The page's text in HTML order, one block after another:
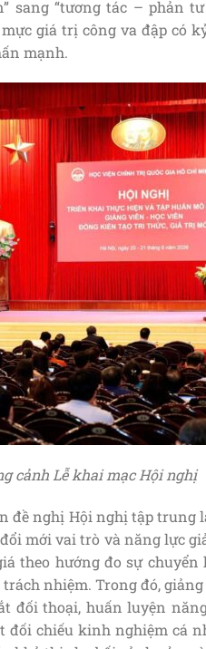
sang “tương tác – phản
giá trị công va đập có
mạnh.
cảnh Lễ khai mạc Hội nghị
đề nghị Hội nghị tập trung
mới vai trò và năng lực
theo hướng đo sự
nhiệm. Trong đó,
đối thoại, huấn luyện
đối chiếu kinh nghiệm cá